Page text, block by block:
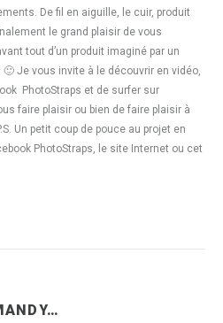
De fil en aiguille, le cuir, produit
le grand plaisir de vous
tout d’un produit imaginé par un
Je vous invite à le découvrir en vidéo,
PhotoStraps et de surfer sur
faire plaisir ou bien de faire plaisir à
Un petit coup de pouce au projet en
PhotoStraps, le site Internet ou cet